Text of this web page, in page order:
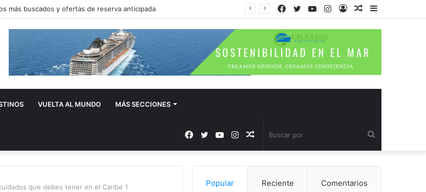
más buscados y ofertas de reserva anticipada
Barra
Publicación
Acceso
Instagram
YouTube
Twitter
Facebook
VUELTA AL MUNDO MÁS SECCIONES
por
Publicación
al
Instagram
YouTube
Twitter
Facebook
que debes tener en el Caribe 1 Popular Reciente Comentarios